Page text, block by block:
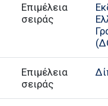
Επιμέλεια
σειράς
Επιμέλεια
σειράς